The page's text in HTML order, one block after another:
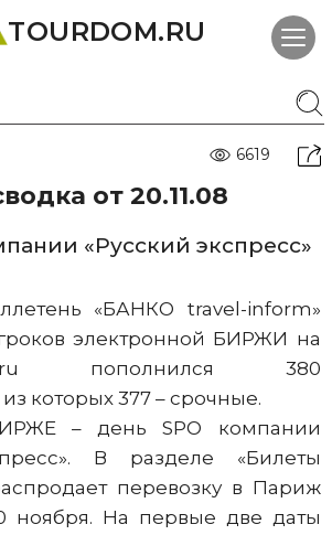
TOURDOM.RU
6619
от 20.11.08
«Русский экспресс»
«БАНКО travel-inform»
электронной БИРЖИ на
пополнился 380
которых 377 – срочные.
– день SPO компании
В разделе «Билеты
перевозку в Париж
ноября. На первые две даты